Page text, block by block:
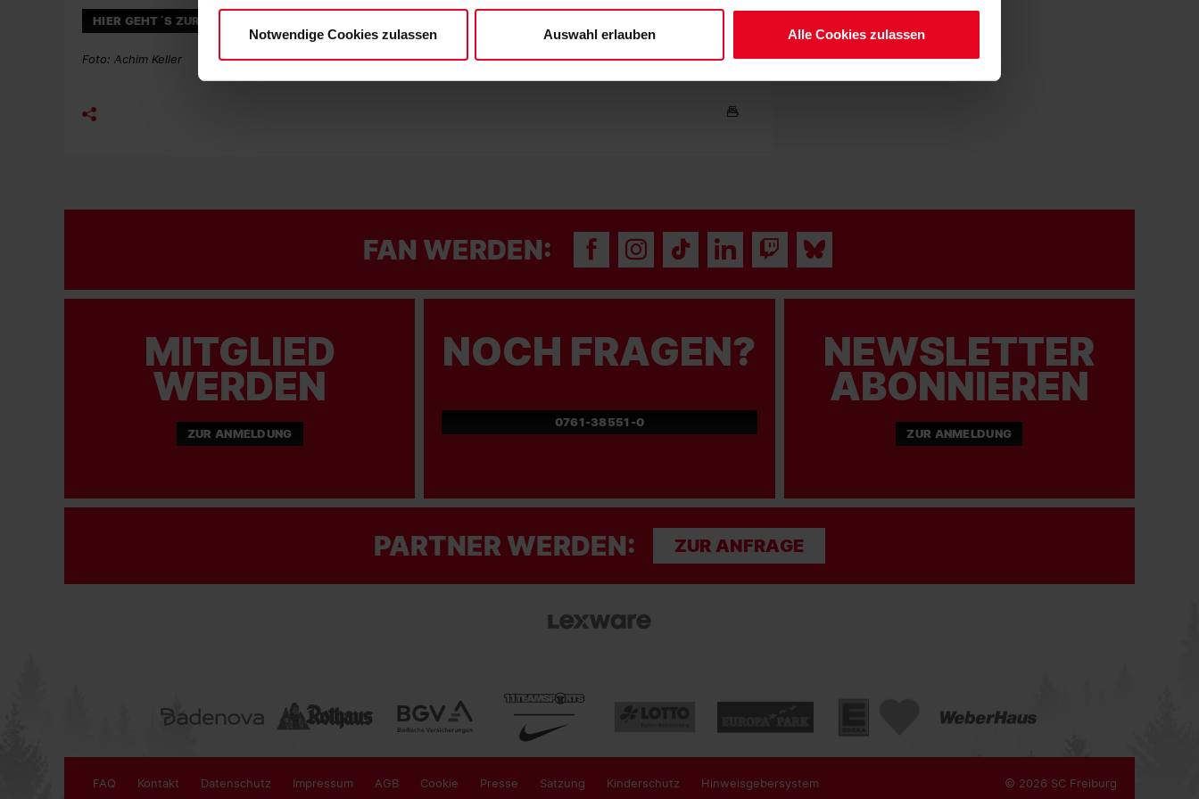
Notwendige Cookies zulassen Auswahl erlauben Alle Cookies zulassen
HIER GEHT´S ZUR ANMELDUNG
Foto: Achim Keller
FAN WERDEN:
MITGLIED
WERDEN
ZUR ANMELDUNG
NOCH FRAGEN?
0761-38551-0
NEWSLETTER
ABONNIEREN
ZUR ANMELDUNG
PARTNER WERDEN: ZUR ANFRAGE
FAQ Kontakt Datenschutz Impressum AGB Cookie Presse Satzung Kinderschutz Hinweisgebersystem © 2026 SC Freiburg